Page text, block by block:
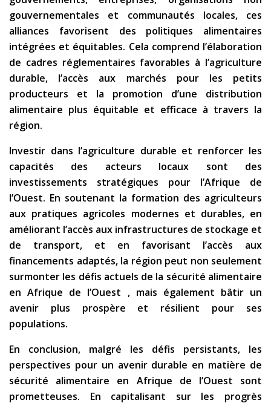
gouvernementales et communautés locales, ces
alliances favorisent des politiques alimentaires
intégrées et équitables. Cela comprend l’élaboration
de cadres réglementaires favorables à l’agriculture
durable, l’accès aux marchés pour les petits
producteurs et la promotion d’une distribution
alimentaire plus équitable et efficace à travers la
région.
Investir dans l’agriculture durable et renforcer les
capacités des acteurs locaux sont des
investissements stratégiques pour l’Afrique de
l’Ouest. En soutenant la formation des agriculteurs
aux pratiques agricoles modernes et durables, en
améliorant l’accès aux infrastructures de stockage et
de transport, et en favorisant l’accès aux
financements adaptés, la région peut non seulement
surmonter les défis actuels de la sécurité alimentaire
en Afrique de l’Ouest , mais également bâtir un
avenir plus prospère et résilient pour ses
populations.
En conclusion, malgré les défis persistants, les
perspectives pour un avenir durable en matière de
sécurité alimentaire en Afrique de l’Ouest sont
prometteuses. En capitalisant sur les progrès